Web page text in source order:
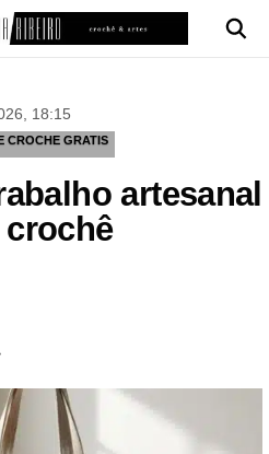
18:15
CROCHE GRATIS
artesanal